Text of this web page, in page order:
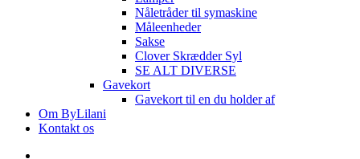
Nåletråder til symaskine
Måleenheder
Sakse
Clover Skrædder Syl
SE ALT DIVERSE
Gavekort
Gavekort til en du holder af
Om ByLilani
Kontakt os